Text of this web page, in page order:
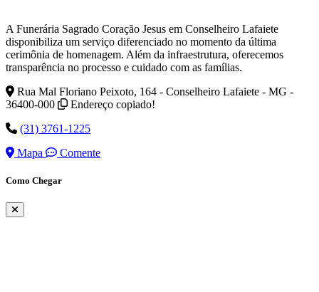
A Funerária Sagrado Coração Jesus em Conselheiro Lafaiete
disponibiliza um serviço diferenciado no momento da última
cerimônia de homenagem. Além da infraestrutura, oferecemos
transparência no processo e cuidado com as famílias.
Rua Mal Floriano Peixoto, 164 - Conselheiro Lafaiete - MG -
36400-000
Endereço copiado!
(31) 3761-1225
Mapa
Comente
Como Chegar